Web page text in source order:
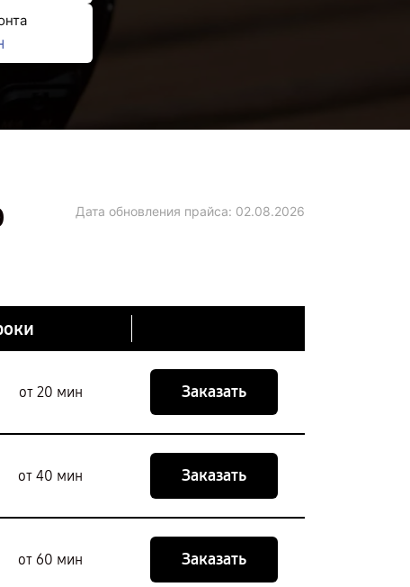
Дата обновления прайса: 02.08.2026
от 20 мин Заказать
от 40 мин Заказать
от 60 мин Заказать